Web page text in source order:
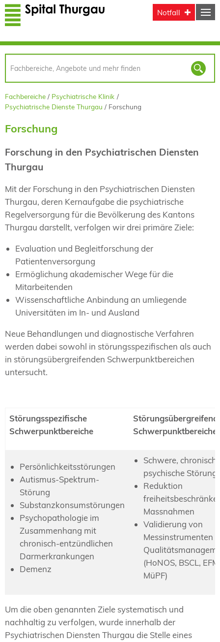
Direkt zum Inhalt
Notfall
Fachbereiche
Psychiatrische Klinik
Psychiatrische Dienste Thurgau
Forschung
Forschung
Forschung in den Psychiatrischen Diensten
Thurgau
Mit der Forschung in den Psychiatrischen Diensten
Thurgau, deren Kernaufgabe die psychiatrische
Regelversorgung für die Bevölkerung des Kantons
Thurgau darstellt, verfolgen wir drei primäre Ziele:
Evaluation und Begleitforschung der
Patientenversorgung
Ermöglichung akademischer Wege für die
Mitarbeitenden
Wissenschaftliche Anbindung an umliegende
Universitäten im In- und Ausland
Neue Behandlungen und diagnostische Verfahren
werden dabei sowohl in störungsspezifischen als auch
in störungsübergreifenden Schwerpunktbereichen
untersucht.
Störungsspezifische
Schwerpunktbereiche
Schwerpunktbereiche
Persönlichkeitsstörungen
Autismus-Spektrum-
Störung
Substanzkonsumstörungen
Psychopathologie im
Zusammenhang mit
chronisch-entzündlichen
Darmerkrankungen
Demenz
Schwere,
psychische
Reduktion
Massnahmen
Validierung von
Messinstrumenten
(HoNOS, BSCL,
MüPF)
Um die oben genannten Ziele systematisch und
nachhaltig zu verfolgen, wurde innerhalb der
Psychiatrischen Diensten Thurgau die Stelle eines